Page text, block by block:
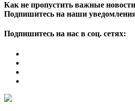
Как не пропустить важные
Подпишитесь на наши
Подпишитесь на нас в соц. сетях: